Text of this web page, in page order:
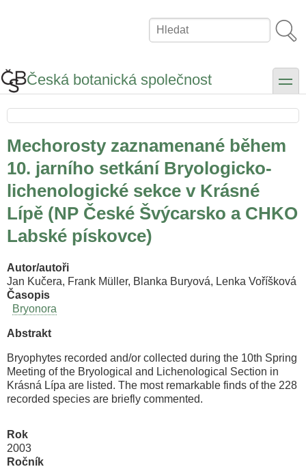
Hledat
Česká botanická společnost toggle
Mechorosty zaznamenané během
10. jarního setkání Bryologicko-
lichenologické sekce v Krásné
Lípě (NP České Švýcarsko a CHKO
Labské pískovce)
Autor/autoři
Jan Kučera, Frank Müller, Blanka Buryová, Lenka Voříšková
Časopis
Bryonora
Abstrakt
Bryophytes recorded and/or collected during the 10th Spring
Meeting of the Bryological and Lichenological Section in
Krásná Lípa are listed. The most remarkable finds of the 228
recorded species are briefly commented.
Rok
2003
Ročník